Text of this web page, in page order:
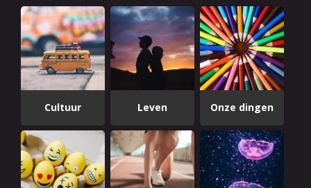
Cultuur Leven Onze dingen